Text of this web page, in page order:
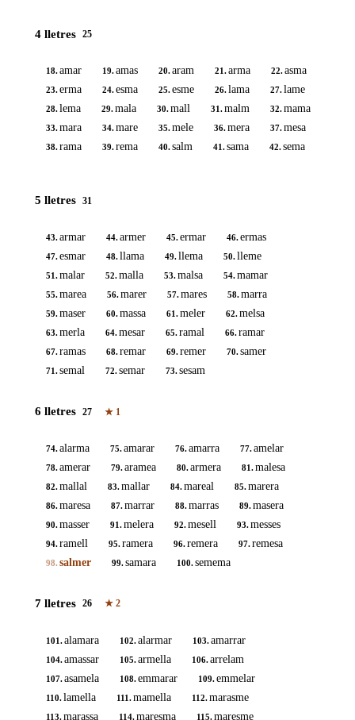
4 lletres 25
18.amar 19.amas 20.aram 21.arma 22.asma
23.erma 24.esma 25.esme 26.lama 27.lame
28.lema 29.mala 30.mall 31.malm 32.mama
33.mara 34.mare 35.mele 36.mera 37.mesa
38.rama 39.rema 40.salm 41.sama 42.sema
5 lletres 31
43.armar 44.armer 45.ermar 46.ermas
47.esmar 48.llama 49.llema 50.lleme
51.malar 52.malla 53.malsa 54.mamar
55.marea 56.marer 57.mares 58.marra
59.maser 60.massa 61.meler 62.melsa
63.merla 64.mesar 65.ramal 66.ramar
67.ramas 68.remar 69.remer 70.samer
71.semal 72.semar 73.sesam
6 lletres 27 ★ 1
74.alarma 75.amarar 76.amarra 77.amelar
78.amerar 79.aramea 80.armera 81.malesa
82.mallal 83.mallar 84.mareal 85.marera
86.maresa 87.marrar 88.marras 89.masera
90.masser 91.melera 92.mesell 93.messes
94.ramell 95.ramera 96.remera 97.remesa
98. salmer 99.samara 100.semema
7 lletres 26 ★ 2
101.alamara 102.alarmar 103.amarrar
104.amassar 105.armella 106.arrelam
107.asamela 108.emmarar 109.emmelar
110.lamella 111.mamella 112.marasme
113.marassa 114.maresma 115.maresme